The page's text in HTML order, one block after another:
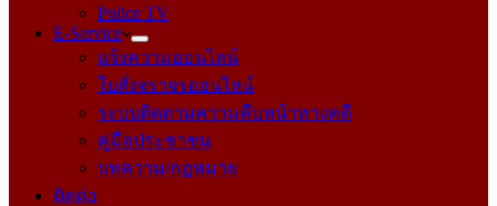
Police TV
E-Service
แจ้งความออนไลน์
ใบสั่งจราจรออนไลน์
ระบบติดตามความคืบหน้าทางคดี
คู่มือประชาชน
บทความ/กฎหมาย
ติดต่อ